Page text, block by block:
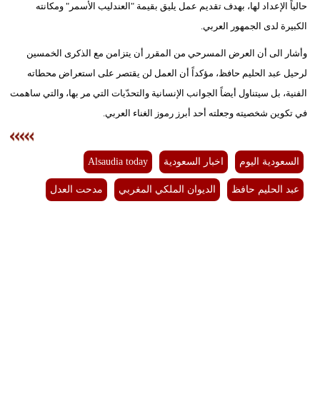
حالياً الإعداد لها، بهدف تقديم عمل يليق بقيمة "العندليب الأسمر" ومكانته
الكبيرة لدى الجمهور العربي.
وأشار الى أن العرض المسرحي من المقرر أن يتزامن مع الذكرى الخمسين
لرحيل عبد الحليم حافظ، مؤكداً أن العمل لن يقتصر على استعراض محطاته
الفنية، بل سيتناول أيضاً الجوانب الإنسانية والتحدّيات التي مر بها، والتي ساهمت
في تكوين شخصيته وجعلته أحد أبرز رموز الغناء العربي.
السعودية اليوم اخبار السعودية Alsaudia today
عبد الحليم حافظ الديوان الملكي المغربي مدحت العدل